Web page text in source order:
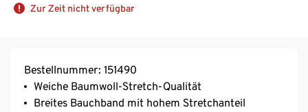
Zur Zeit nicht verfügbar
Bestellnummer: 151490
Weiche Baumwoll-Stretch-Qualität
Breites Bauchband mit hohem Stretchanteil